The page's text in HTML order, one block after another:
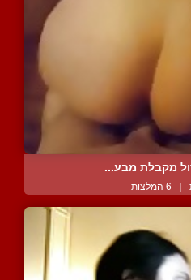
מקבלת מבע...
| 6 המלצות